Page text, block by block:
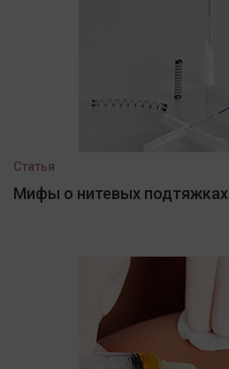
Статья
Мифы о нитевых подтяжках